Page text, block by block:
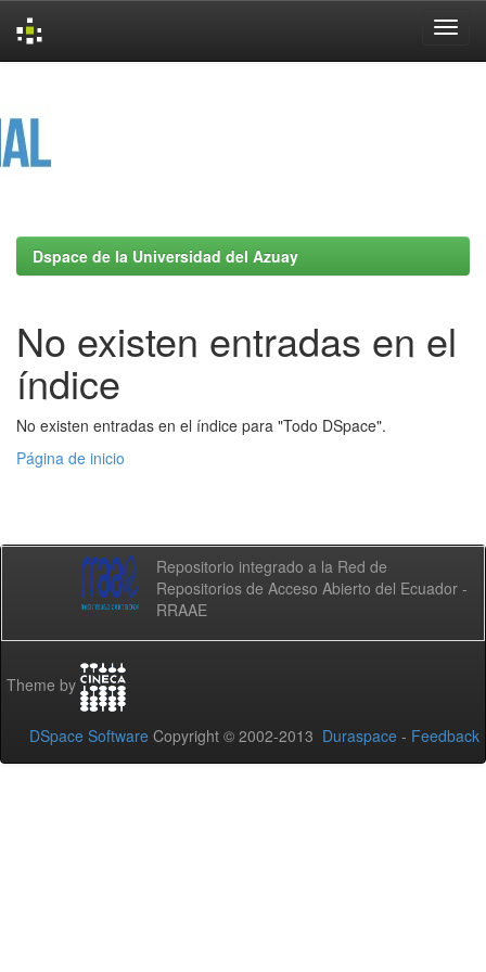
Dspace de la Universidad del Azuay
No existen entradas en el
índice
No existen entradas en el índice para "Todo DSpace".
Página de inicio
Repositorio integrado a la Red de
Repositorios de Acceso Abierto del Ecuador -
RRAAE
Theme by
DSpace Software Copyright © 2002-2013 Duraspace - Feedback